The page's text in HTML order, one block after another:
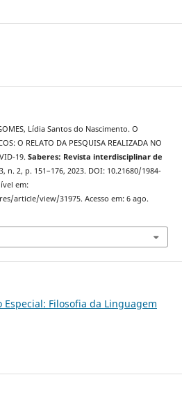
Lídia Santos do Nascimento. O
O RELATO DA PESQUISA REALIZADA NO
19. Saberes: Revista interdisciplinar de
n. 2, p. 151–176, 2023. DOI: 10.21680/1984-
em:
article/view/31975. Acesso em: 6 ago.
Especial: Filosofia da Linguagem